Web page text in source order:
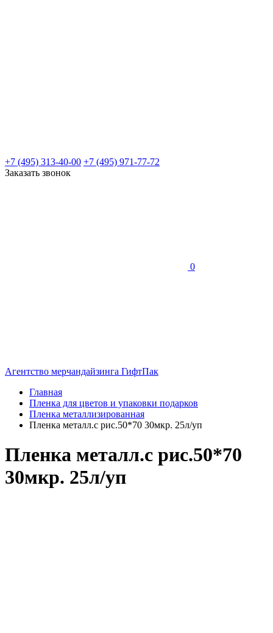
+7 (495) 313-40-00 +7 (495) 971-77-72
Заказать звонок
0
Агентство мерчандайзинга ГифтПак
Главная
Пленка для цветов и упаковки подарков
Пленка металлизированная
Пленка металл.с рис.50*70 30мкр. 25л/уп
Пленка металл.с рис.50*70
30мкр. 25л/уп